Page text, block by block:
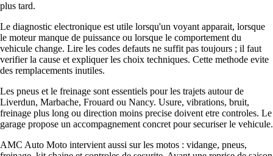
plus tard.
Le diagnostic electronique est utile lorsqu'un voyant apparait, lorsque
le moteur manque de puissance ou lorsque le comportement du
vehicule change. Lire les codes defauts ne suffit pas toujours ; il faut
verifier la cause et expliquer les choix techniques. Cette methode evite
des remplacements inutiles.
Les pneus et le freinage sont essentiels pour les trajets autour de
Liverdun, Marbache, Frouard ou Nancy. Usure, vibrations, bruit,
freinage plus long ou direction moins precise doivent etre controles. Le
garage propose un accompagnement concret pour securiser le vehicule.
AMC Auto Moto intervient aussi sur les motos : vidange, pneus,